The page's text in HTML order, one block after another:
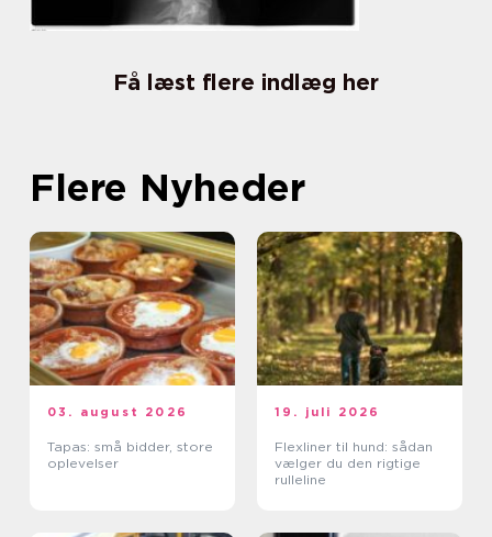
Få læst flere indlæg her
Flere Nyheder
03. august 2026
Tapas: små bidder, store
oplevelser
19. juli 2026
Flexliner til hund: sådan
vælger du den rigtige
rulleline